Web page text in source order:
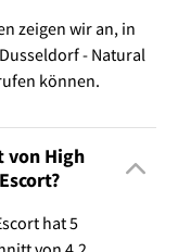
zeigen wir an, in
- Natural
können.
von High
hat 5